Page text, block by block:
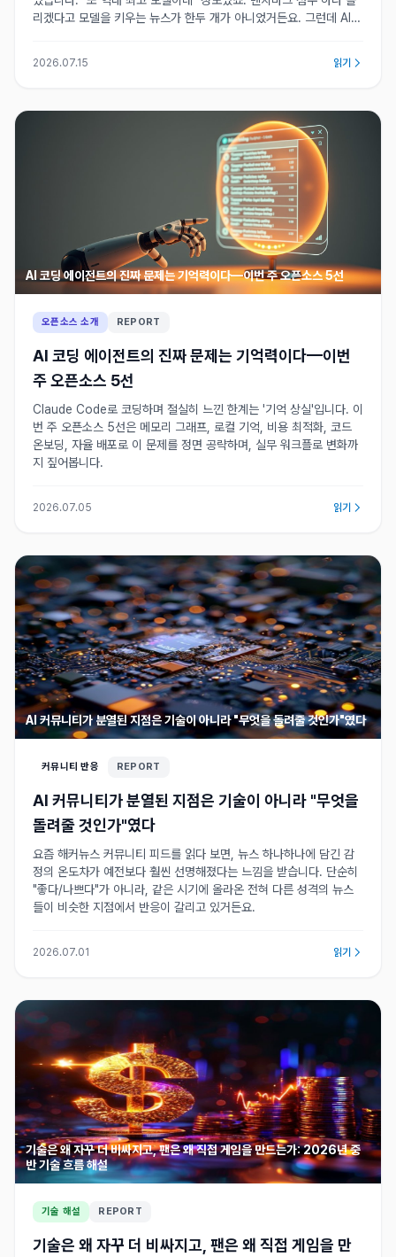
리겠다고 모델을 키우는 뉴스가 한두 개가 아니었거든요. 그런데 AI
모델을 세 개(Sol, Terra, Luna)로 나눈 이유, 그리고 외신들이 "파
2026.07.15 읽기
AI 코딩 에이전트의 진짜 문제는 기억력이다—이번 주 오픈소스 5선
오픈소스 소개 REPORT
AI 코딩 에이전트의 진짜 문제는 기억력이다—이번
주 오픈소스 5선
Claude Code로 코딩하며 절실히 느낀 한계는 '기억 상실'입니다. 이
번 주 오픈소스 5선은 메모리 그래프, 로컬 기억, 비용 최적화, 코드
온보딩, 자율 배포로 이 문제를 정면 공략하며, 실무 워크플로 변화까
지 짚어봅니다.
2026.07.05 읽기
AI 커뮤니티가 분열된 지점은 기술이 아니라 "무엇을 돌려줄 것인가"였다
커뮤니티 반응 REPORT
AI 커뮤니티가 분열된 지점은 기술이 아니라 "무엇을
돌려줄 것인가"였다
요즘 해커뉴스 커뮤니티 피드를 읽다 보면, 뉴스 하나하나에 담긴 감
정의 온도차가 예전보다 훨씬 선명해졌다는 느낌을 받습니다. 단순히
"좋다/나쁘다"가 아니라, 같은 시기에 올라온 전혀 다른 성격의 뉴스
들이 비슷한 지점에서 반응이 갈리고 있거든요.
2026.07.01 읽기
기술은 왜 자꾸 더 비싸지고, 팬은 왜 직접 게임을 만드는가: 2026년 중
반 기술 흐름 해설
기술 해설 REPORT
기술은 왜 자꾸 더 비싸지고, 팬은 왜 직접 게임을 만